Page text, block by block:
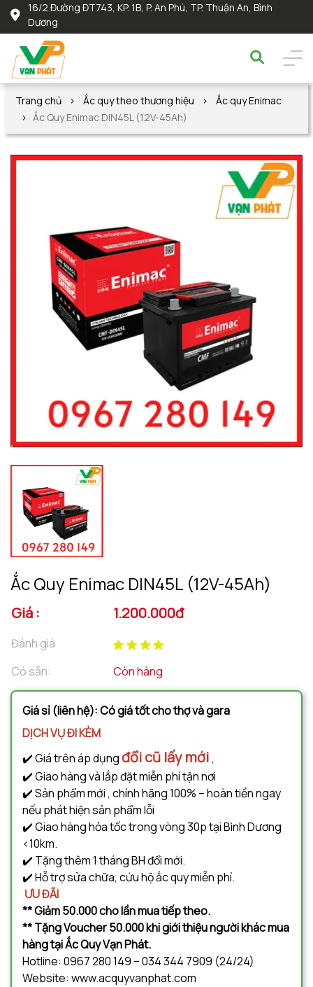
16/2 Đường ĐT743, KP. 1B, P. An Phú, TP. Thuận An, Bình
Dương
Trang chủ Ắc quy theo thương hiệu
Ắc quy Enimac
Ắc Quy Enimac DIN45L (12V-45Ah)
Ắc Quy Enimac DIN45L (12V-45Ah)
Giá : 1.200.000đ
Đánh giá
Có sẵn:
Còn hàng
Giá sỉ (liên hệ): Có giá tốt cho thợ và gara
DỊCH VỤ ĐI KÈM
✔️ Giá trên áp dụngđổi cũ lấy mới,
✔️ Giao hàng và lắp đặt miễn phí tận nơi
✔️ Sản phẩm mới , chính hãng 100% – hoàn tiền ngay
nếu phát hiện sản phẩm lỗi
✔️ Giao hàng hỏa tốc trong vòng 30p tại Bình Dương
<10km.
✔️ Tặng thêm 1 tháng BH đổi mới.
✔️ Hỗ trợ sửa chữa, cứu hộ ắc quy miễn phí.
ƯU ĐÃI
** Giảm 50.000 cho lần mua tiếp theo.
** Tặng Voucher 50.000 khi giới thiệu người khác mua
hàng tại Ắc Quy Vạn Phát.
Hotline: 0967 280 149 – 034 344 7909 (24/24)
Website: www.acquyvanphat.com